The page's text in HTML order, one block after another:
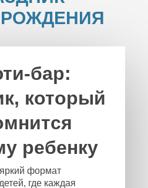
бар:
который
ребенку
формат
где каждая